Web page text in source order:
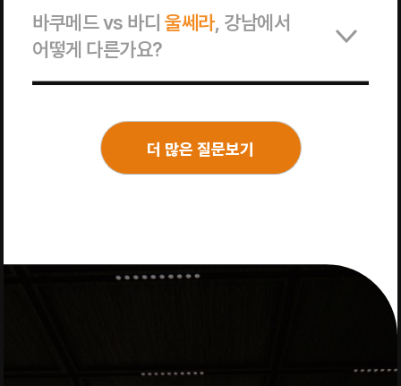
바쿠메드 vs 바디울쎄라, 강남에서
어떻게 다른가요?
더 많은 질문보기